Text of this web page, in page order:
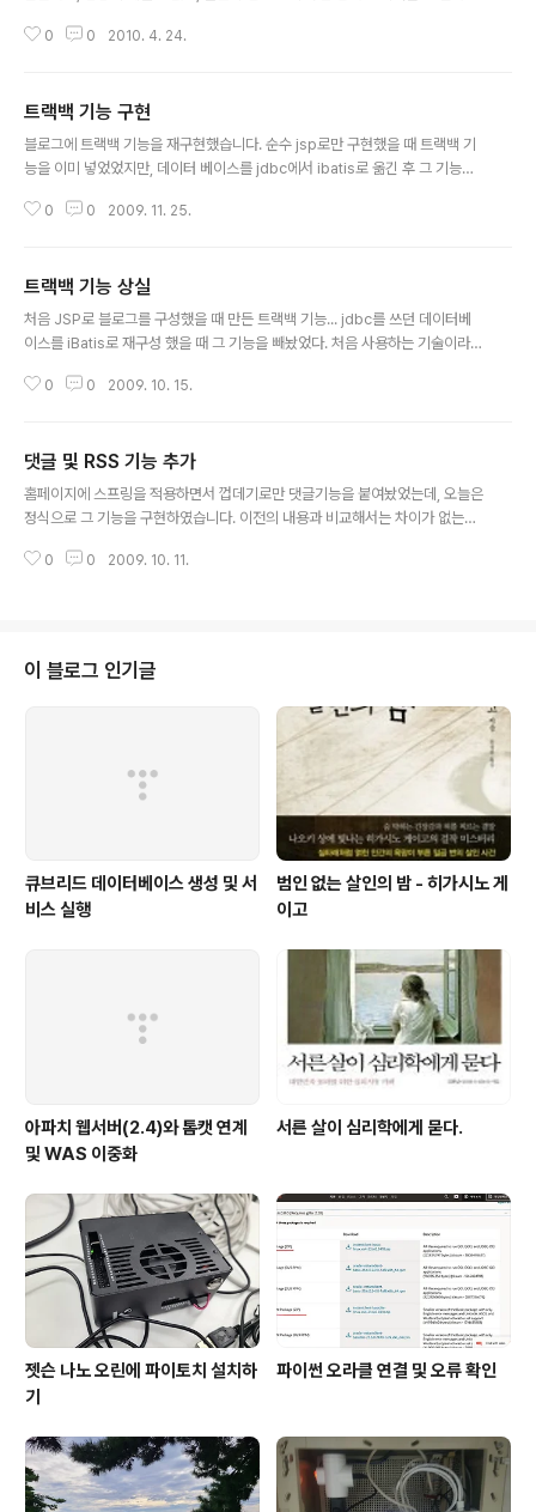
니다. 처음 '수정 블로그'로 시작해서 태터툴즈를 깔고 자료를 옮겼습니다. 수정
크(spring, ibatis)를 적용하여 블로그 개편이 있었습니다. 그러니까 이번이 다
섯 번째 이네요. 자료를 옮기는 도중 많은 데이터가 유실되거나 깨지거나 되었
으며, 댓글이나 피드백등의 데이터는 모두 옮기지 못했습니다. 이번에 티스토리
0 0 2010. 4. 24.
트랙백 기능 구현
블로그에 트랙백 기능을 재구현했습니다. 순수 jsp로만 구현했을 때 트랙백 기
능을 이미 넣었었지만, 데이터 베이스를 jdbc에서 ibatis로 옮긴 후 그 기능은
었습니다. 어려운 기능은 아니었지만, 왠지 블로그 형태를 조금씩 띠는 것 같아
이스화 시켜서 변환작업은 금방 끝날 것 같네요.
0 0 2009. 11. 25.
트랙백 기능 상실
처음 JSP로 블로그를 구성했을 때 만든 트랙백 기능... jdbc를 쓰던 데이터베
이스를 iBatis로 재구성 했을 때 그 기능을 빼놨었다. 처음 사용하는 기술이라
시간이 계속 흘러 이번엔 JSP를 spring framework 로 전환하기 시작했다.
루어왔던 트랙백 기능을 다시 구현하려는데... 방법을 잊어버렸다... 개발시 참조
했던 사이트도 어디인지 잊어버렸다.... 난감하다. 그리하여 트랙백 기능은 잠시
보류다...
0 0 2009. 10. 15.
댓글 및 RSS 기능 추가
홈페이지에 스프링을 적용하면서 껍데기로만 댓글기능을 붙여놨었는데, 오늘은
정식으로 그 기능을 구현하였습니다. 이전의 내용과 비교해서는 차이가 없는데,
람이 댓글을 입력한 후에는 그 사람임을 인증하는 값이 없기 때문에 댓글을 수
밀글 기능도 수정을 하였습니다. 댓글에 비밀글을 체크해도 기존에는 별다른 차
이가 없었죠. 이번에는 '비밀글입니다'라는 메세지로 내용을 대처하였습니다.
0 0 2009. 10. 11.
이 블로그 인기글
큐브리드 데이터베이스 생성 및 서
비스 실행
범인 없는 살인의 밤 - 히가시노 게
이고
아파치 웹서버(2.4)와 톰캣 연계
및 WAS 이중화
서른 살이 심리학에게 묻다.
젯슨 나노 오린에 파이토치 설치하
기
파이썬 오라클 연결 및 오류 확인